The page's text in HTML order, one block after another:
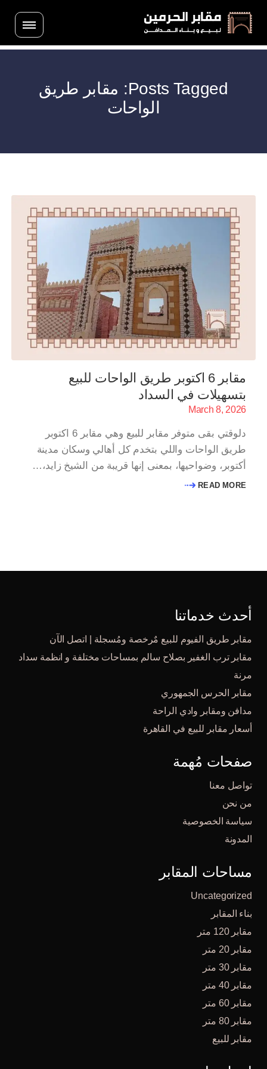
Posts Tagged: مقابر طريق
الواحات
مقابر 6 اكتوبر طريق الواحات للبيع
بتسهيلات في السداد
March 8, 2026
دلوقتي بقى متوفر مقابر للبيع وهي مقابر 6 اكتوبر
طريق الواحات واللي بتخدم كل أهالي وسكان مدينة
أكتوبر، وضواحيها، بمعنى إنها قريبة من الشيخ زايد،…
READ MORE
أحدث خدماتنا
مقابر طريق الفيوم للبيع مٌرخصة ومُسجلة | اتصل الآن
مقابر ترب الغفير بصلاح سالم بمساحات مختلفة و انظمة سداد
مرنة
مقابر الحرس الجمهوري
مدافن ومقابر وادي الراحة
أسعار مقابر للبيع في القاهرة
صفحات مُهمة
تواصل معنا
من نحن
سياسة الخصوصية
المدونة
مساحات المقابر
Uncategorized
بناء المقابر
مقابر 120 متر
مقابر 20 متر
مقابر 30 متر
مقابر 40 متر
مقابر 60 متر
مقابر 80 متر
مقابر للبيع